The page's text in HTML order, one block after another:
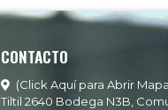
CONTACTO
(Click Aquí para Abrir
Tiltil 2640 Bodega N3B,